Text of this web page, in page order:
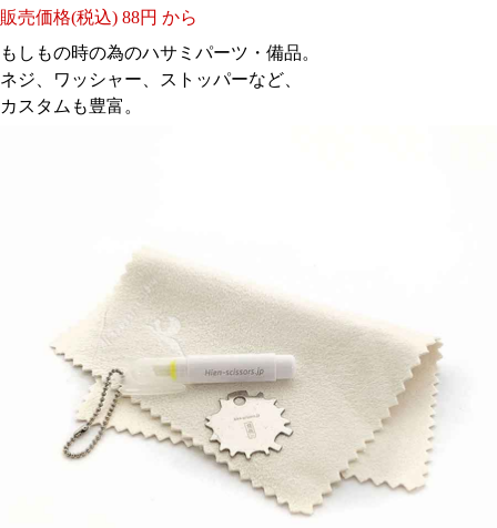
販売価格(税込) 88円 から
もしもの時の為のハサミパーツ・備品。
ネジ、ワッシャー、ストッパーなど、
カスタムも豊富。